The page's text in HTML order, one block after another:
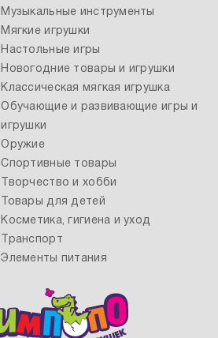
Музыкальные инструменты
Мягкие игрушки
Настольные игры
Новогодние товары и игрушки
Классическая мягкая игрушка
Обучающие и развивающие игры и
игрушки
Оружие
Спортивные товары
Творчество и хобби
Товары для детей
Косметика, гигиена и уход
Транспорт
Элементы питания